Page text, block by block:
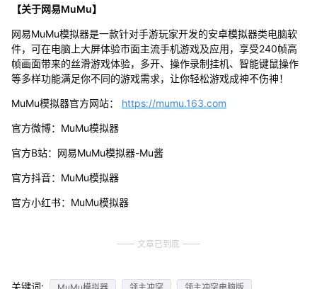
【关于网易MuMu】
网易MuMu模拟器是一款针对手游玩家开发的安卓模拟器类电脑软
件，可在电脑上大屏体验市面主流手机游戏及应用，享受240帧高
帧画面带来的丝滑游戏体验，多开、操作录制挂机、智能键鼠操作
等多样功能满足你不同的游戏需求，让你轻松游戏成神不伤神！
MuMu模拟器官方网站： https://mumu.163.com
官方微博：MuMu模拟器
官方B站：网易MuMu模拟器-Mu酱
官方抖音：MuMu模拟器
官方小红书：MuMu模拟器
文章已到底